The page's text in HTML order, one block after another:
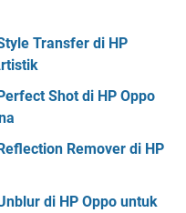
Transfer di HP
Shot di HP Oppo
Remover di HP
di HP Oppo untuk